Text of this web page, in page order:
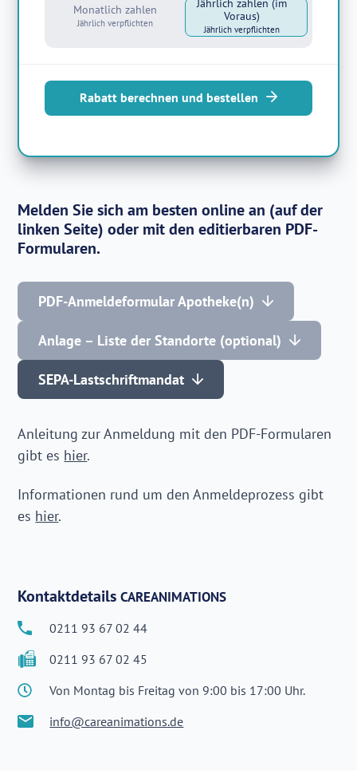
Monatlich zahlen
Jährlich verpflichten
Jährlich zahlen (im
Voraus)
Jährlich verpflichten
Rabatt berechnen und bestellen
Melden Sie sich am besten online an (auf der
linken Seite) oder mit den editierbaren PDF-
Formularen.
PDF-Anmeldeformular Apotheke(n)
Anlage – Liste der Standorte (optional)
SEPA-Lastschriftmandat
Anleitung zur Anmeldung mit den PDF-Formularen
gibt es hier.
Informationen rund um den Anmeldeprozess gibt
es hier.
Kontaktdetails CAREANIMATIONS
0211 93 67 02 44
0211 93 67 02 45
Von Montag bis Freitag von 9:00 bis 17:00 Uhr.
info@careanimations.de